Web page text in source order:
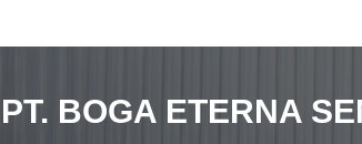
PT. BOGA ETERNA